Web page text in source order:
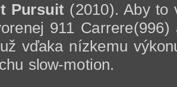
Pursuit (2010). Aby to
911
vďaka nízkemu
slow-motion.